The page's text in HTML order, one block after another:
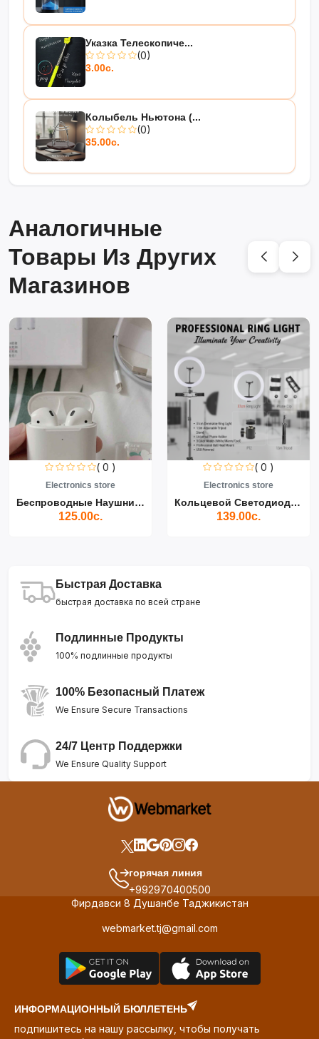
Указка Телескопиче...
(0)
3.00с.
Колыбель Ньютона (...
(0)
35.00с.
Аналогичные
Товары Из Других
Магазинов
( 0 )
Electronics store
Беспроводные Наушники Air...
125.00с.
( 0 )
Electronics store
Кольцевой Светодиодный Св...
139.00с.
Быстрая Доставка
быстрая доставка по всей стране
Подлинные Продукты
100% подлинные продукты
100% Безопасный Платеж
We Ensure Secure Transactions
24/7 Центр Поддержки
We Ensure Quality Support
горячая линия
+992970400500
Фирдавси 8 Душанбе Таджикистан
webmarket.tj@gmail.com
ИНФОРМАЦИОННЫЙ БЮЛЛЕТЕНЬ
подпишитесь на нашу рассылку, чтобы получать